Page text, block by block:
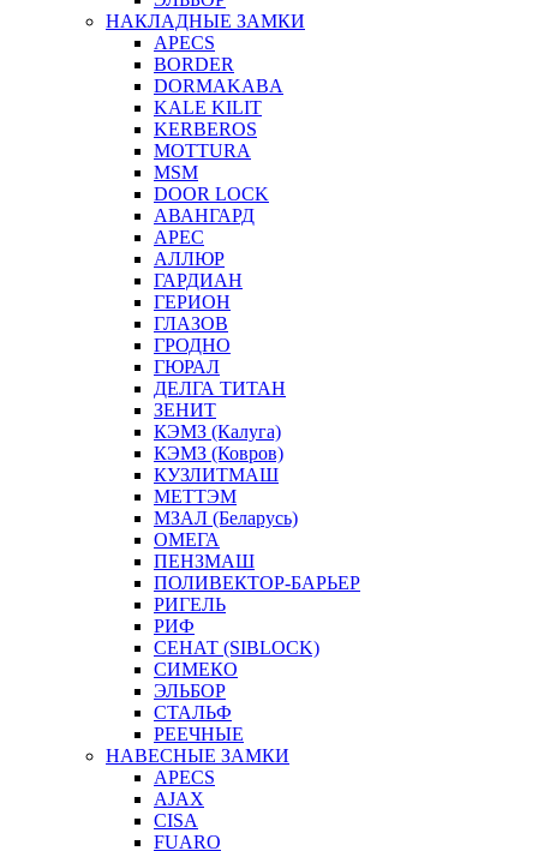
НАКЛАДНЫЕ ЗАМКИ
APECS
BORDER
DORMAKABA
KALE KILIT
KERBEROS
MOTTURA
MSM
DOOR LOCK
АВАНГАРД
АРЕС
АЛЛЮР
ГАРДИАН
ГЕРИОН
ГЛАЗОВ
ГРОДНО
ГЮРАЛ
ДЕЛГА ТИТАН
ЗЕНИТ
КЭМЗ (Калуга)
КЭМЗ (Ковров)
КУЗЛИТМАШ
МЕТТЭМ
МЗАЛ (Беларусь)
ОМЕГА
ПЕНЗМАШ
ПОЛИВЕКТОР-БАРЬЕР
РИГЕЛЬ
РИФ
СЕНАТ (SIBLOCK)
СИМЕКО
ЭЛЬБОР
СТАЛЬФ
РЕЕЧНЫЕ
НАВЕСНЫЕ ЗАМКИ
APECS
AJAX
CISA
FUARO